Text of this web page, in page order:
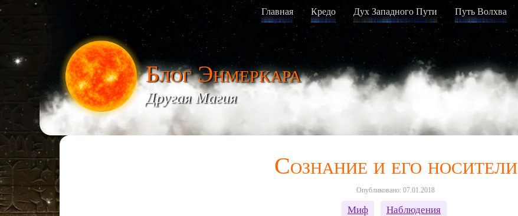
Главная Кредо Дух Западного Пути Путь Волхва
Блог Энмеркара
Другая Магия
Сознание и его носители
Опубликовано: 07.01.2018
Миф Наблюдения